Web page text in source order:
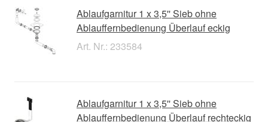
Ablaufgarnitur 1 x 3,5'' Sieb ohne
Ablauffernbedienung Überlauf eckig
Art. Nr.: 233584
Ablaufgarnitur 1 x 3,5'' Sieb ohne
Ablauffernbedienung Überlauf rechteckig